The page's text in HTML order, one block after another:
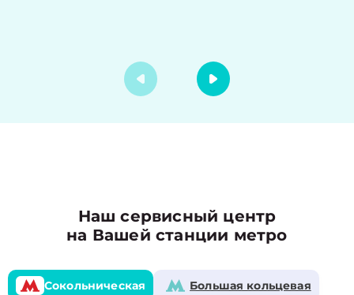
Наш сервисный центр
на Вашей станции метро
Сокольническая Большая кольцевая